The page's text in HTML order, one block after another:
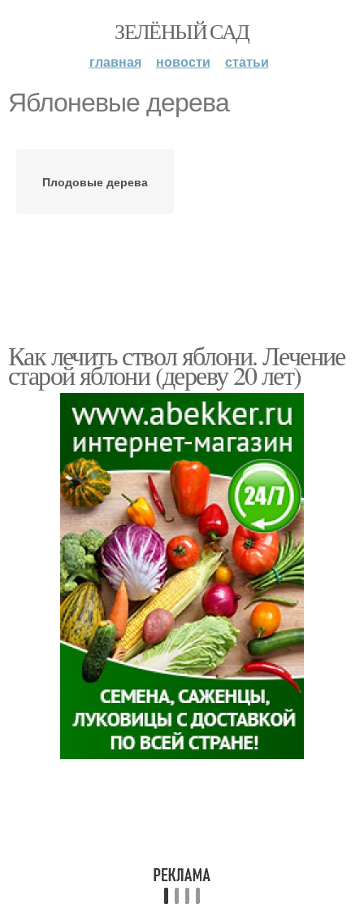
ЗЕЛЁНЫЙ САД
главная новости статьи
Яблоневые дерева
Плодовые дерева
Как лечить ствол яблони. Лечение
старой яблони (дереву 20 лет)